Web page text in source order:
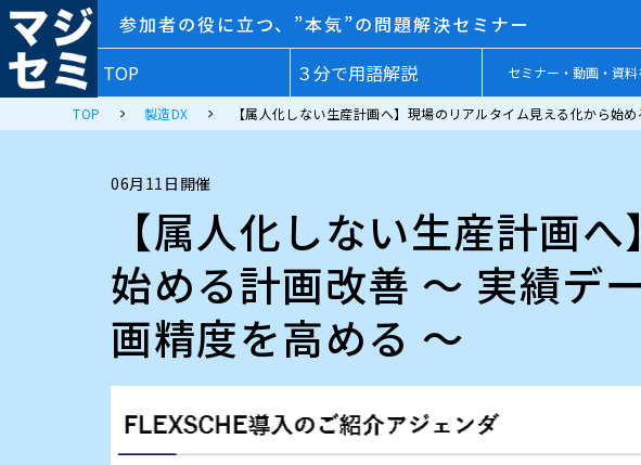
参加者の役に立つ、”本気”の問題解決セミナー
TOP
３分で用語解説 セミナー・動画・資料
TOP 製造DX 【属人化しない生産計画へ】現場のリアルタイム見える化から
06月11日開催
【属人化しない生産計画
始める計画改善 ～ 実績デ
画精度を高める ～